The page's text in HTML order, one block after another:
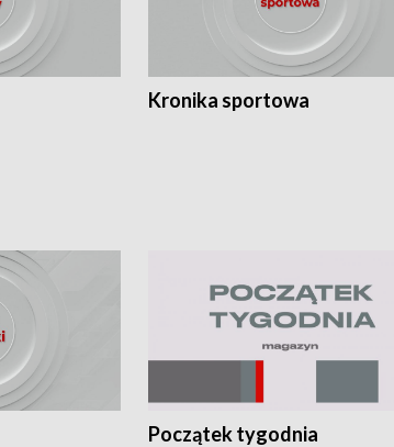
Kronika sportowa
Początek tygodnia